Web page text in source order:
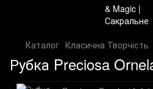
Каталог Класична Творчість
Рубка Preciosa